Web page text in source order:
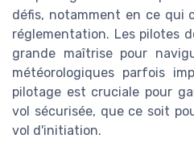
défis, notamment en ce qui
réglementation. Les pilotes
grande maîtrise pour
météorologiques parfois
pilotage est cruciale pour
vol sécurisée, que ce soit
vol d'initiation.